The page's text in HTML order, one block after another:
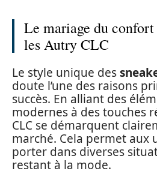
Le mariage du
les Autry CLC
Le style unique des
doute l’une des raisons
succès. En alliant des
modernes à des touches
CLC se démarquent
marché. Cela permet aux
porter dans diverses
restant à la mode.